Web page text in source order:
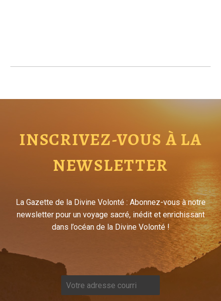
INSCRIVEZ-VOUS À LA
NEWSLETTER
La Gazette de la Divine Volonté : Abonnez-vous à notre
newsletter pour un voyage sacré, inédit et enrichissant
dans l’océan de la Divine Volonté !